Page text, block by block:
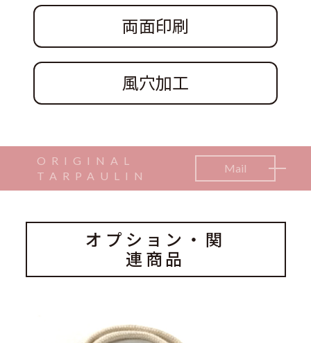
両面印刷
風穴加工
ORIGINAL
TARPAULIN
Mail
オプション・関
連商品